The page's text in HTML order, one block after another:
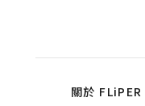
關於 FLiPER